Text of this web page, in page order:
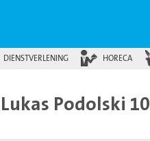
DIENSTVERLENING HORECA
Podolski 10